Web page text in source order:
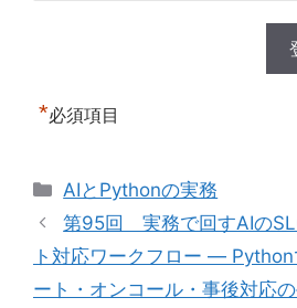
*必須項目
カ
テ
ゴ
リ
ー
AIとPythonの実務
第95回 実務で回すAIの
ト対応ワークフロー — Python
ート・オンコール・事後対応